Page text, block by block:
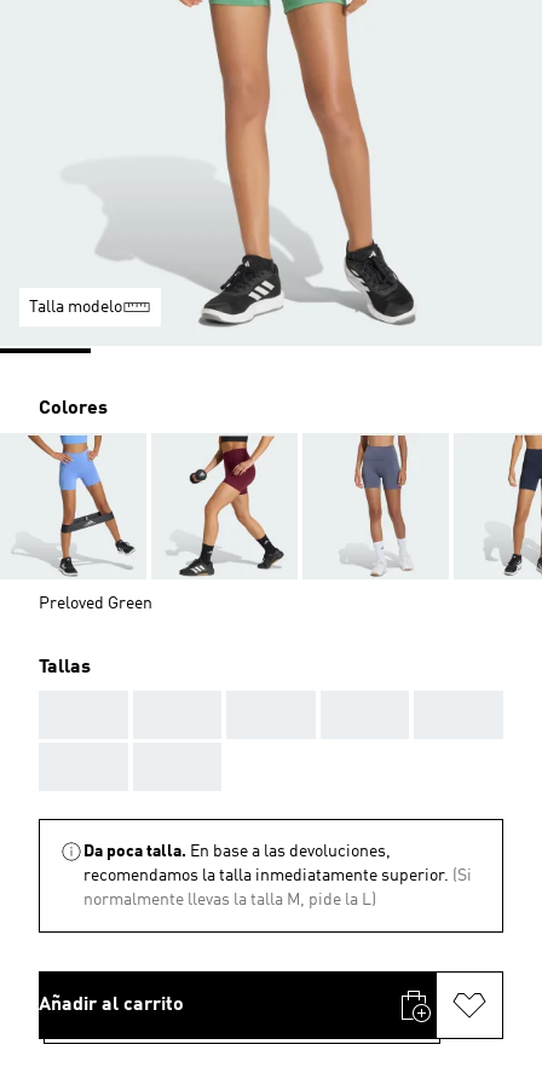
Talla modelo
Colores
Preloved Green
Tallas
Da poca talla. En base a las devoluciones,
recomendamos la talla inmediatamente superior. (Si
normalmente llevas la talla M, pide la L)
Añadir al carrito